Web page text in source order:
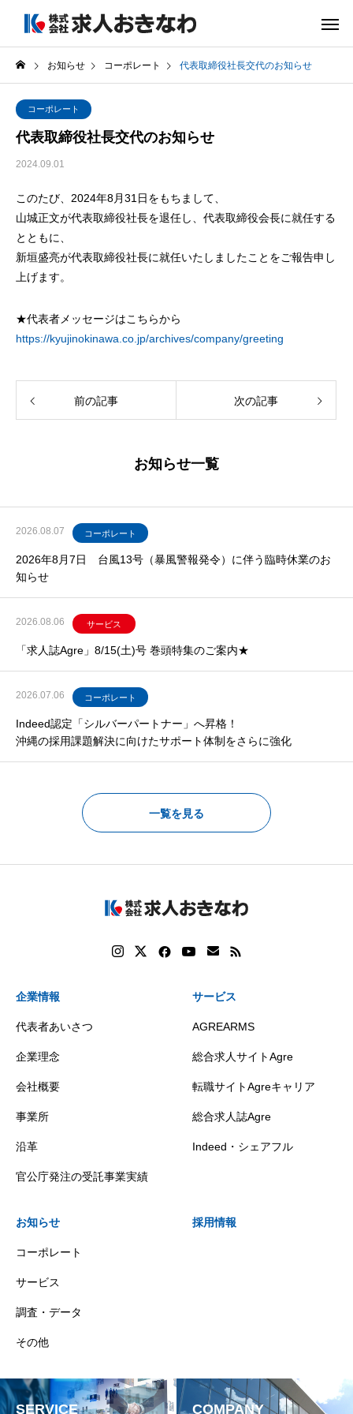
お知らせ コーポレート 代表取締役社長交代のお知らせ
コーポレート
代表取締役社長交代のお知らせ
2024.09.01
このたび、2024年8月31日をもちまして、
山城正文が代表取締役社長を退任し、代表取締役会長に就任する
とともに、
新垣盛亮が代表取締役社長に就任いたしましたことをご報告申し
上げます。
★代表者メッセージはこちらから
https://kyujinokinawa.co.jp/archives/company/greeting
前の記事 次の記事
お知らせ一覧
2026.08.07 コーポレート
2026年8月7日 台風13号（暴風警報発令）に伴う臨時休業のお
知らせ
2026.08.06 サービス
「求人誌Agre」8/15(土)号 巻頭特集のご案内★
2026.07.06 コーポレート
Indeed認定「シルバーパートナー」へ昇格！
沖縄の採用課題解決に向けたサポート体制をさらに強化
一覧を見る
企業情報
代表者あいさつ
企業理念
会社概要
事業所
沿革
官公庁発注の受託事業実績
サービス
AGREARMS
総合求人サイトAgre
転職サイトAgreキャリア
総合求人誌Agre
Indeed・シェアフル
お知らせ
コーポレート
サービス
調査・データ
その他
採用情報
SERVICE COMPANY